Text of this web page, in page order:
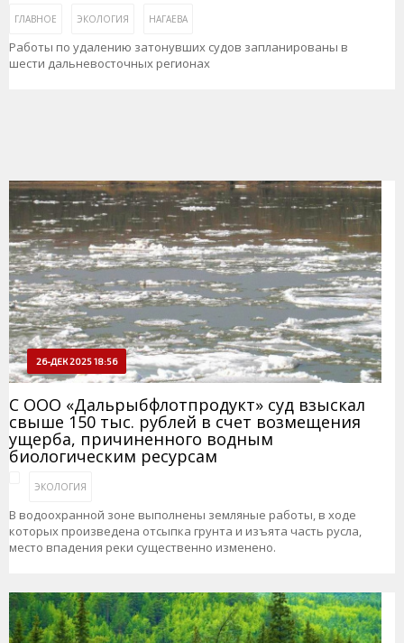
ГЛАВНОЕ ЭКОЛОГИЯ НАГАЕВА
Работы по удалению затонувших судов запланированы в
шести дальневосточных регионах
26-ДЕК 2025 18:56
С ООО «Дальрыбфлотпродукт» суд взыскал
свыше 150 тыс. рублей в счет возмещения
ущерба, причиненного водным
биологическим ресурсам
ЭКОЛОГИЯ
В водоохранной зоне выполнены земляные работы, в ходе
которых произведена отсыпка грунта и изъята часть русла,
место впадения реки существенно изменено.